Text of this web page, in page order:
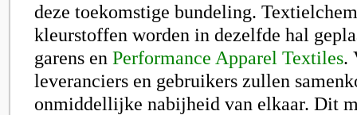
deze toekomstige bundeling.
kleurstoffen worden in dezelfde hal
garens en Performance Apparel Textiles.
leveranciers en gebruikers zullen
onmiddellijke nabijheid van elkaar. Dit